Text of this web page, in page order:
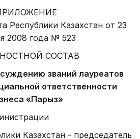
Республики Казахстан от 23
2008 года № 523
СОСТАВ
званий лауреатов
ответственности
«Парыз»
Казахстан - председатель